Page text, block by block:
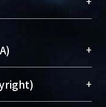
。期能整合研
researcher
integrates the
with “Academic
+
訊取用性的社會運
究著作公開供使
+